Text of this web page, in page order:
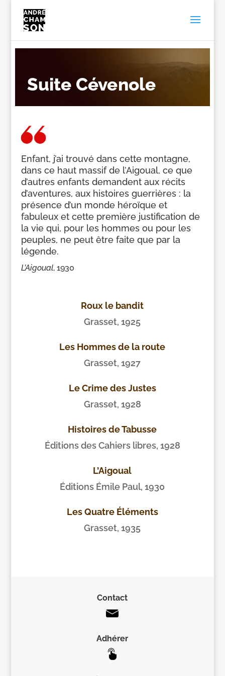
Suite Cévenole
Enfant, j’ai trouvé dans cette montagne,
dans ce haut massif de l’Aigoual, ce que
d’autres enfants demandent aux récits
d’aventures, aux histoires guerrières : la
présence d’un monde héroïque et
fabuleux et cette première justification de
la vie qui, pour les hommes ou pour les
peuples, ne peut être faite que par la
légende.
L’Aigoual, 1930
Roux le bandit
Grasset, 1925
Les Hommes de la route
Grasset, 1927
Le Crime des Justes
Grasset, 1928
Histoires de Tabusse
Éditions des Cahiers libres, 1928
L’Aigoual
Éditions Émile Paul, 1930
Les Quatre Éléments
Grasset, 1935
Contact
Adhérer